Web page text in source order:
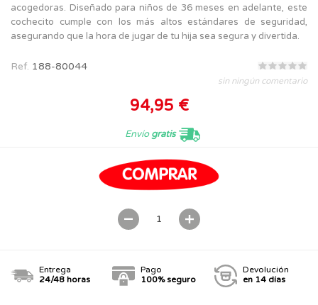
acogedoras. Diseñado para niños de 36 meses en adelante, este
cochecito cumple con los más altos estándares de seguridad,
asegurando que la hora de jugar de tu hija sea segura y divertida.
Ref. 188-80044
sin ningún comentario
94,95 €
Envíogratis
Entrega
24/48 horas
Pago
100% seguro
Devolución
en 14 días